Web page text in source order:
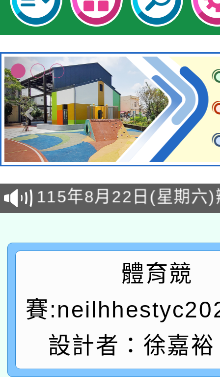
轉知經濟部水利署委託
業技術研究院辦理「
動」
115年8月22日(星期六
桃園市孔廟祈福系列
開 智慧啟航」
2026年桃園地景藝術
「2026桃園藝術巡演
轉知教育部國民及學前
年度健康促進學校輔導
業成長研習」實施計畫
函轉國家教育研究院
原住民族教育政策研討
族教育國際趨勢與發展
轉知教育部國民及學前
新北市政府教育局辦
師專業成長研習實施計
函轉國立臺灣師範大學
族語言臺北學習中心
轉知有關國立成功大學
體育競
賽
設計者：徐嘉